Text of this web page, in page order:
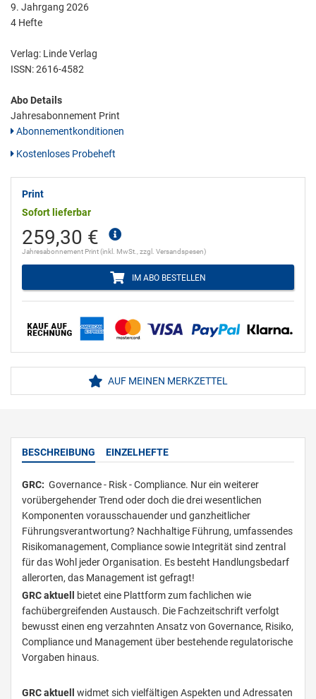
9. Jahrgang 2026
4 Hefte
Verlag: Linde Verlag
ISSN:2616-4582
Abo Details
Jahresabonnement Print
Abonnementkonditionen
Kostenloses Probeheft
Print
Sofort lieferbar
259,30 €
Jahresabonnement Print (inkl. MwSt., zzgl. Versandspesen)
IM ABO BESTELLEN
AUF MEINEN MERKZETTEL
BESCHREIBUNG EINZELHEFTE
GRC: Governance - Risk - Compliance. Nur ein weiterer
vorübergehender Trend oder doch die drei wesentlichen
Komponenten vorausschauender und ganzheitlicher
Führungsverantwortung? Nachhaltige Führung, umfassendes
Risikomanagement, Compliance sowie Integrität sind zentral
für das Wohl jeder Organisation. Es besteht Handlungsbedarf
allerorten, das Management ist gefragt!
GRC aktuell bietet eine Plattform zum fachlichen wie
fachübergreifenden Austausch. Die Fachzeitschrift verfolgt
bewusst einen eng verzahnten Ansatz von Governance, Risiko,
Compliance und Management über bestehende regulatorische
Vorgaben hinaus.
GRC aktuell widmet sich vielfältigen Aspekten und Adressaten